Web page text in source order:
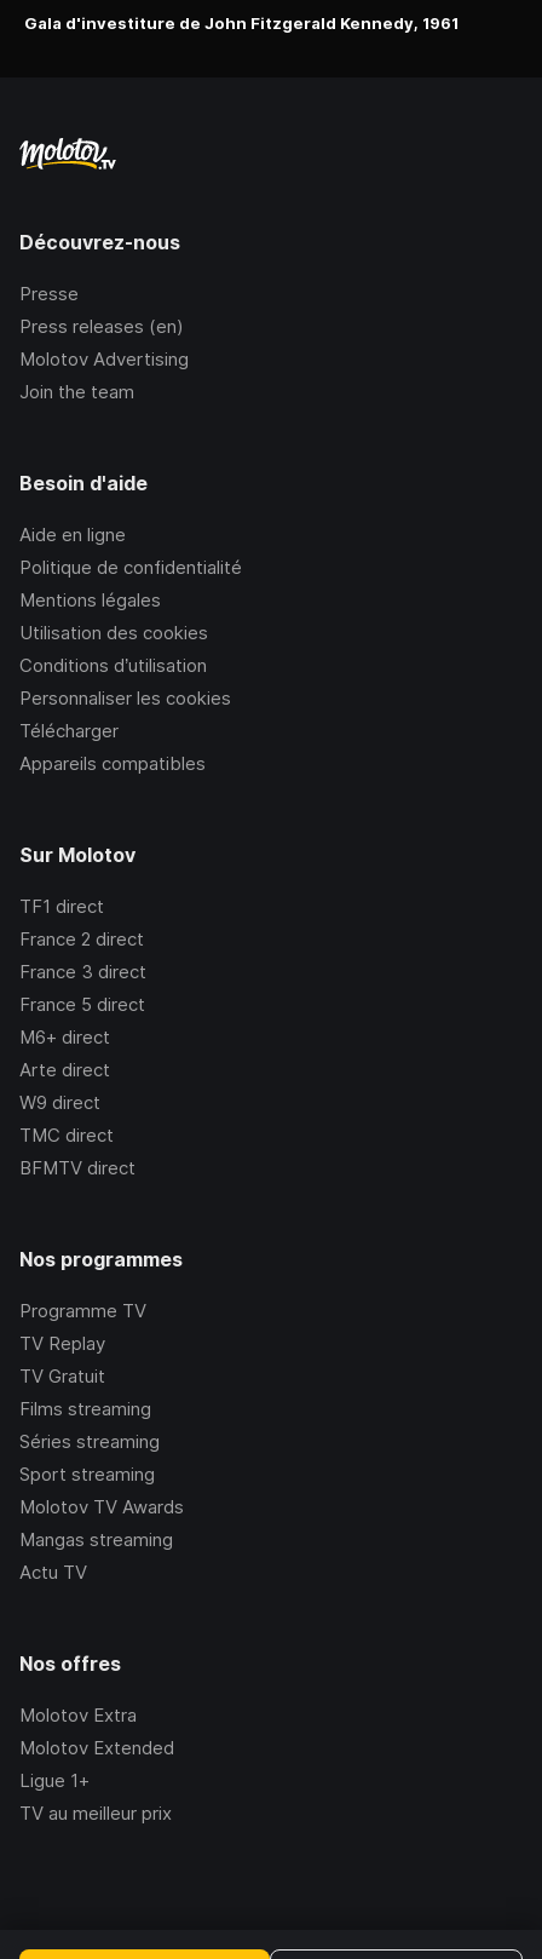
Gala d'investiture de John Fitzgerald Kennedy, 1961
Découvrez-nous
Presse
Press releases (en)
Molotov Advertising
Join the team
Besoin d'aide
Aide en ligne
Politique de confidentialité
Mentions légales
Utilisation des cookies
Conditions d’utilisation
Personnaliser les cookies
Télécharger
Appareils compatibles
Sur Molotov
TF1 direct
France 2 direct
France 3 direct
France 5 direct
M6+ direct
Arte direct
W9 direct
TMC direct
BFMTV direct
Nos programmes
Programme TV
TV Replay
TV Gratuit
Films streaming
Séries streaming
Sport streaming
Molotov TV Awards
Mangas streaming
Actu TV
Nos offres
Molotov Extra
Molotov Extended
Ligue 1+
TV au meilleur prix